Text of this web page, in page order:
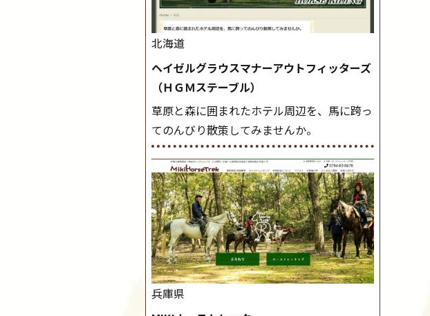
北海道
ヘイゼルグラウスマナーアウトフィッターズ
（ＨＧＭステーブル）
草原と森に囲まれたホテル周辺を、馬に跨っ
てのんびり散策してみませんか。
兵庫県